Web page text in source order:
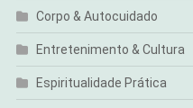
Corpo & Autocuidado
Entretenimento & Cultura
Espiritualidade Prática